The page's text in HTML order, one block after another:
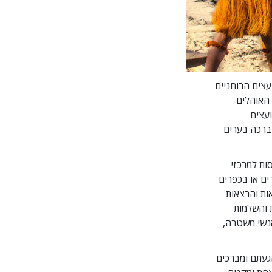
הרוחניים
בערים
למרכזי
או בכפרים
והרצאות
והשלמות
משטרה,
ומברכים